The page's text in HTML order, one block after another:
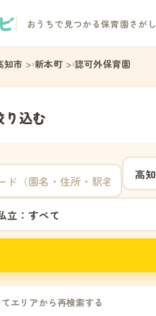
おうちで見つかる保育園さがし
知市 新本町 認可外保育園
り込む
エリアから再検索する